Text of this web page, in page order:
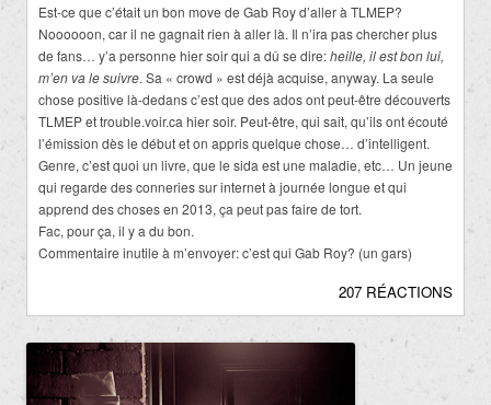
Est-ce que c’était un bon move de Gab Roy d’aller à TLMEP?
Noooooon, car il ne gagnait rien à aller là. Il n’ira pas chercher plus
de fans… y’a personne hier soir qui a dû se dire:heille, il est bon lui,
m’en va le suivre. Sa « crowd » est déjà acquise, anyway. La seule
chose positive là-dedans c’est que des ados ont peut-être découverts
TLMEP et trouble.voir.ca hier soir. Peut-être, qui sait, qu’ils ont écouté
l’émission dès le début et on appris quelque chose… d’intelligent.
Genre, c’est quoi un livre, que le sida est une maladie, etc… Un jeune
qui regarde des conneries sur internet à journée longue et qui
apprend des choses en 2013, ça peut pas faire de tort.
Fac, pour ça, il y a du bon.
Commentaire inutile à m’envoyer: c’est qui Gab Roy? (un gars)
207 RÉACTIONS